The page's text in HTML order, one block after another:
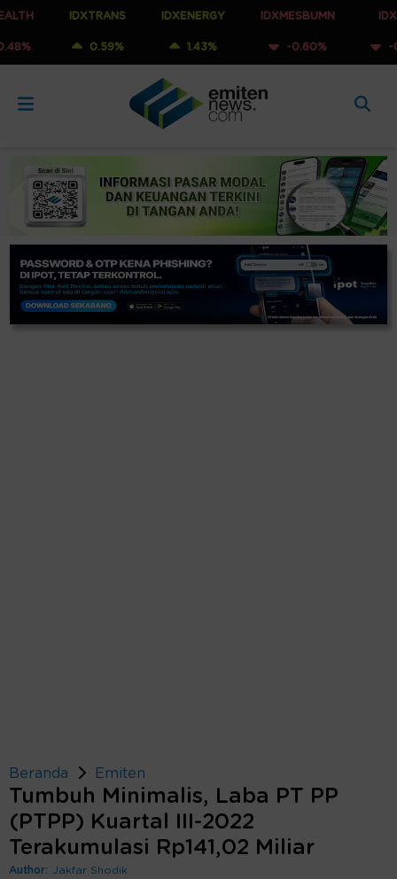
IDXTRANS
0.59%
IDXENERGY
1.43%
IDXMESBUMN
-0.60% -0.53%
Beranda Emiten
Tumbuh Minimalis, Laba PT PP
(PTPP) Kuartal III-2022
Terakumulasi Rp141,02 Miliar
Author: Jakfar Shodik